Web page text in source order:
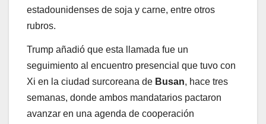
estadounidenses de soja y carne, entre otros
rubros.
Trump añadió que esta llamada fue un
seguimiento al encuentro presencial que tuvo con
Xi en la ciudad surcoreana de Busan, hace tres
semanas, donde ambos mandatarios pactaron
avanzar en una agenda de cooperación